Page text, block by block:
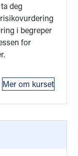
deg
i begreper
for
Mer om kurset
: Kurs i NS